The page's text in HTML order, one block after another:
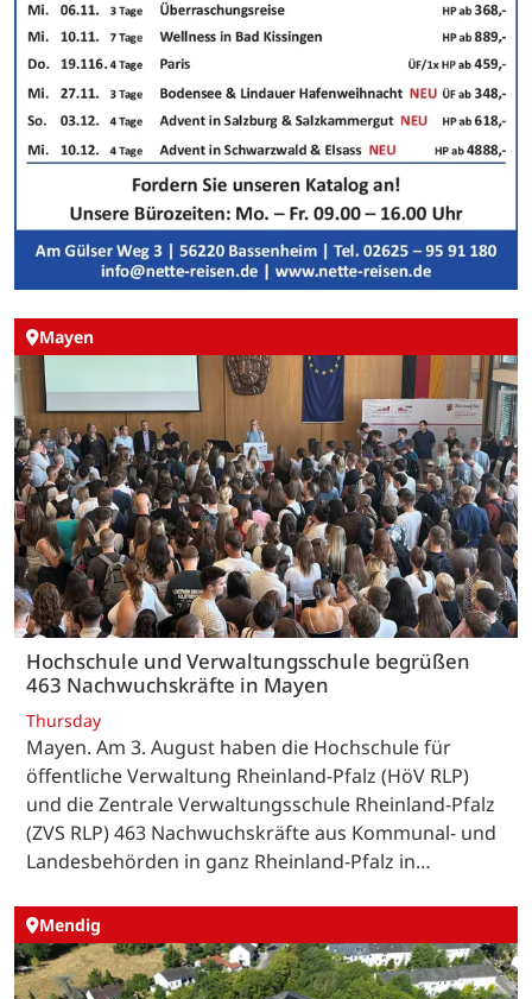
Mayen
Hochschule und Verwaltungsschule begrüßen
463 Nachwuchskräfte in Mayen
Thursday
Mayen. Am 3. August haben die Hochschule für
öffentliche Verwaltung Rheinland-Pfalz (HöV RLP)
und die Zentrale Verwaltungsschule Rheinland-Pfalz
(ZVS RLP) 463 Nachwuchskräfte aus Kommunal- und
Landesbehörden in ganz Rheinland-Pfalz in…
Mendig